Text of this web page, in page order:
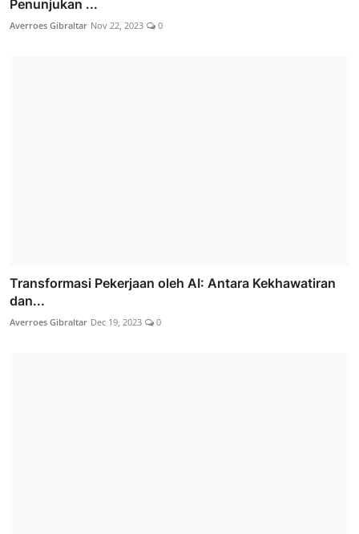
Penunjukan ...
Averroes Gibraltar Nov 22, 2023 0
Transformasi Pekerjaan oleh AI: Antara Kekhawatiran
dan...
Averroes Gibraltar Dec 19, 2023 0